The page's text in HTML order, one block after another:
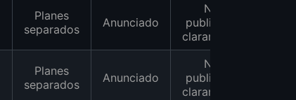
Planes
separados
Anunciado
No
publicada
claramente
Planes
separados
Anunciado
No
publicada
claramente